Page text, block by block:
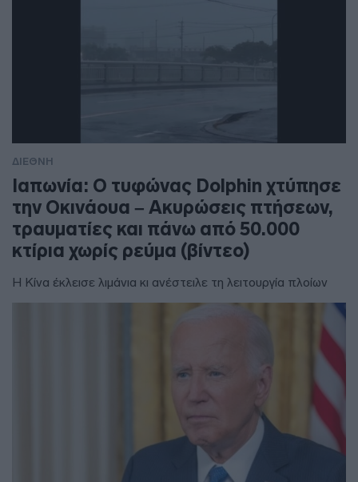
ΔΙΕΘΝΗ
Ιαπωνία: Ο τυφώνας Dolphin χτύπησε
την Οκινάουα – Ακυρώσεις πτήσεων,
τραυματίες και πάνω από 50.000
κτίρια χωρίς ρεύμα (βίντεο)
Η Κίνα έκλεισε λιμάνια κι ανέστειλε τη λειτουργία πλοίων